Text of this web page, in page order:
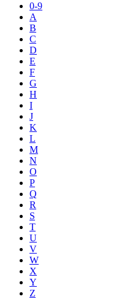
0-9
A
B
C
D
E
F
G
H
I
J
K
L
M
N
O
P
Q
R
S
T
U
V
W
X
Y
Z